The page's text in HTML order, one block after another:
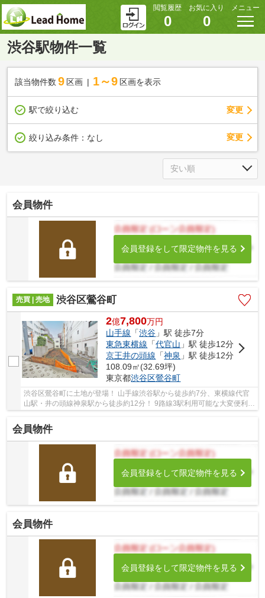
閲覧履歴
0
お気に入り
0
メニュー
渋谷駅物件一覧
該当物件数 9 区画 1～9 区画を表示
駅で絞り込む 変更
絞り込み条件： なし 変更
会員物件
会員登録をして限定物件を見る
売買 | 売地 渋谷区鶯谷町
2億7,800万円
山手線 「渋谷 」駅 徒歩7分
東急東横線 「代官山 」駅 徒歩12分
京王井の頭線 「神泉 」駅 徒歩12分
108.09㎡(32.69坪)
東京都渋谷区鶯谷町
渋谷区鶯谷町に土地が登場！ 山手線渋谷駅から徒歩約7分、東横線代官
山駅・井の頭線神泉駅から徒歩約12分！ 9路線3駅利用可能な大変便利な
会員物件
会員登録をして限定物件を見る
会員物件
会員登録をして限定物件を見る